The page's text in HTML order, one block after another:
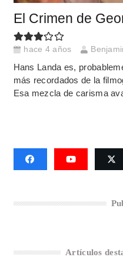
El Crimen de
hace 4 años
Hans Landa es,
más recordados de la
Esa mezcla de carisma
Artículos